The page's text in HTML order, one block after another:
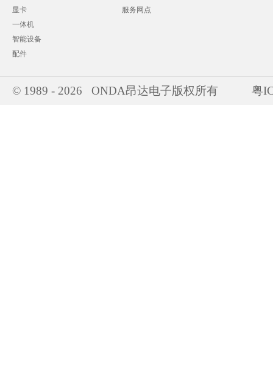
显卡
一体机
智能设备
配件
服务网点
© 1989 - 2026 ONDA昂达电子版权所有 粤